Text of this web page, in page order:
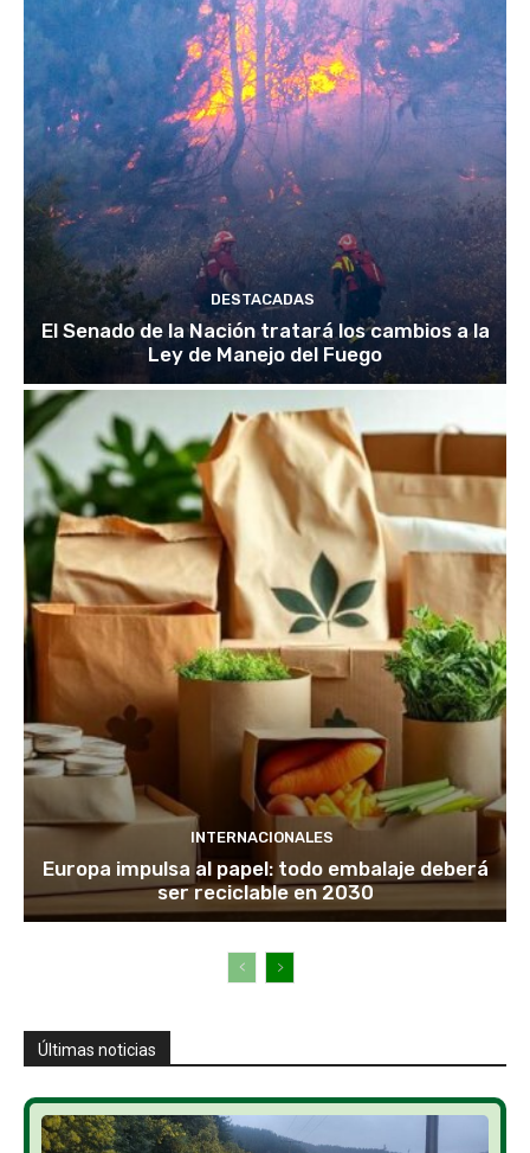
DESTACADAS
El Senado de la Nación tratará los cambios a la
Ley de Manejo del Fuego
INTERNACIONALES
Europa impulsa al papel: todo embalaje deberá
ser reciclable en 2030
Últimas noticias